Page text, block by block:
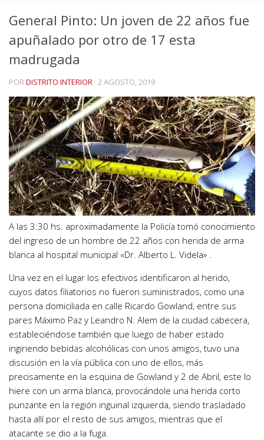
General Pinto: Un joven de 22 años fue
apuñalado por otro de 17 esta
madrugada
PORDISTRITO INTERIOR · 2 AGOSTO, 2019
A las 3:30 hs. aproximadamente la Policía tomó conocimiento
del ingreso de un hombre de 22 años con herida de arma
blanca al hospital municipal «Dr. Alberto L. Videla» .
Una vez en el lugar los efectivos identificaron al herido,
cuyos datos filiatorios no fueron suministrados, como una
persona domiciliada en calle Ricardo Gowland, entre sus
pares Máximo Paz y Leandro N. Alem de la ciudad cabecera,
estableciéndose también que luego de haber estado
ingiriendo bebidas alcohólicas con unos amigos, tuvo una
discusión en la vía pública con uno de ellos, más
precisamente en la esquina de Gowland y 2 de Abril, este lo
hiere con un arma blanca, provocándole una herida corto
punzante en la región inguinal izquierda, siendo trasladado
hasta allí por el resto de sus amigos, mientras que el
atacante se dio a la fuga.